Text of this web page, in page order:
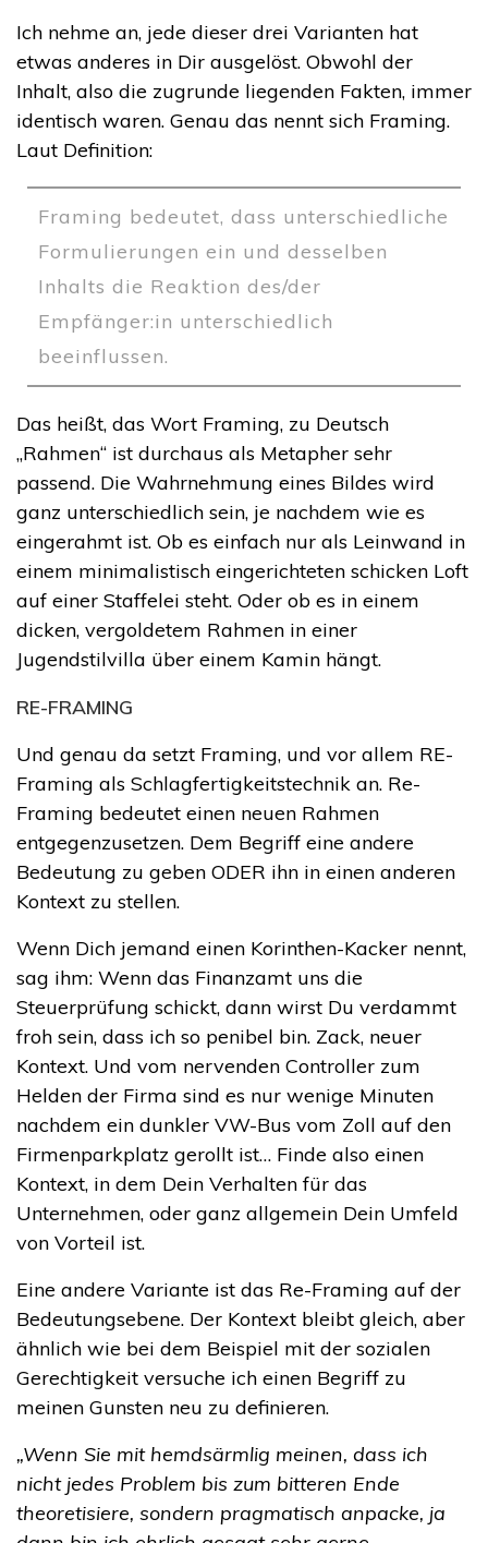
Ich nehme an, jede dieser drei Varianten hat
etwas anderes in Dir ausgelöst. Obwohl der
Inhalt, also die zugrunde liegenden Fakten, immer
identisch waren. Genau das nennt sich Framing.
Laut Definition:
Framing bedeutet, dass unterschiedliche
Formulierungen ein und desselben
Inhalts die Reaktion des/der
Empfänger:in unterschiedlich
beeinflussen.
Das heißt, das Wort Framing, zu Deutsch
„Rahmen“ ist durchaus als Metapher sehr
passend. Die Wahrnehmung eines Bildes wird
ganz unterschiedlich sein, je nachdem wie es
eingerahmt ist. Ob es einfach nur als Leinwand in
einem minimalistisch eingerichteten schicken Loft
auf einer Staffelei steht. Oder ob es in einem
dicken, vergoldetem Rahmen in einer
Jugendstilvilla über einem Kamin hängt.
RE-FRAMING
Und genau da setzt Framing, und vor allem RE-
Framing als Schlagfertigkeitstechnik an. Re-
Framing bedeutet einen neuen Rahmen
entgegenzusetzen. Dem Begriff eine andere
Bedeutung zu geben ODER ihn in einen anderen
Kontext zu stellen.
Wenn Dich jemand einen Korinthen-Kacker nennt,
sag ihm: Wenn das Finanzamt uns die
Steuerprüfung schickt, dann wirst Du verdammt
froh sein, dass ich so penibel bin. Zack, neuer
Kontext. Und vom nervenden Controller zum
Helden der Firma sind es nur wenige Minuten
nachdem ein dunkler VW-Bus vom Zoll auf den
Firmenparkplatz gerollt ist… Finde also einen
Kontext, in dem Dein Verhalten für das
Unternehmen, oder ganz allgemein Dein Umfeld
von Vorteil ist.
Eine andere Variante ist das Re-Framing auf der
Bedeutungsebene. Der Kontext bleibt gleich, aber
ähnlich wie bei dem Beispiel mit der sozialen
Gerechtigkeit versuche ich einen Begriff zu
meinen Gunsten neu zu definieren.
„Wenn Sie mit hemdsärmlig meinen, dass ich
nicht jedes Problem bis zum bitteren Ende
theoretisiere, sondern pragmatisch anpacke, ja